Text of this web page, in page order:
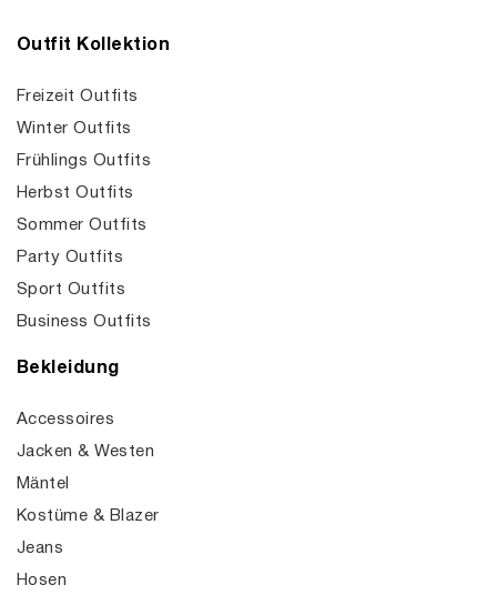
Outfit Kollektion
Freizeit Outfits
Winter Outfits
Frühlings Outfits
Herbst Outfits
Sommer Outfits
Party Outfits
Sport Outfits
Business Outfits
Bekleidung
Accessoires
Jacken & Westen
Mäntel
Kostüme & Blazer
Jeans
Hosen